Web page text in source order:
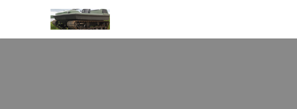
к